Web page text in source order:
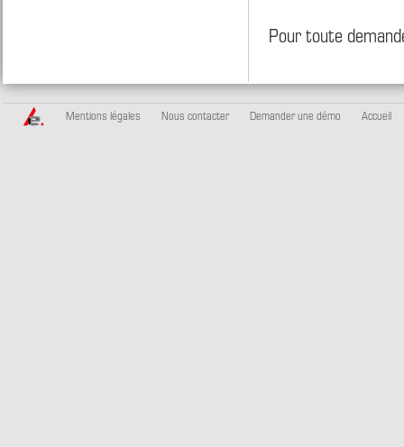
Pour toute
Mentions légales Nous contacter Demander une démo Accueil